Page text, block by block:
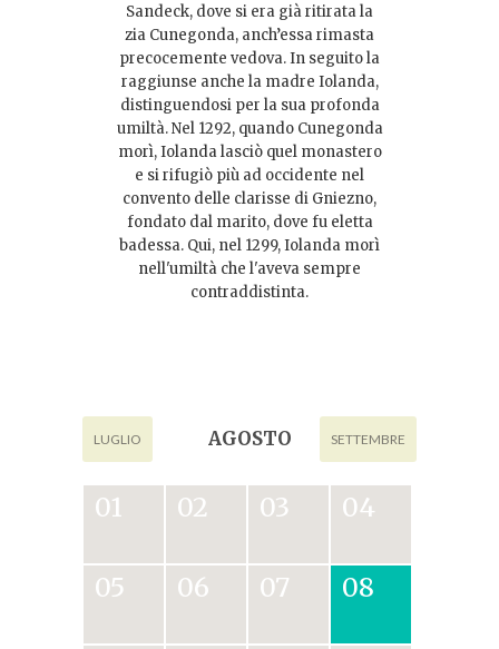
Sandeck, dove si era già ritirata la
zia Cunegonda, anch’essa rimasta
precocemente vedova. In seguito la
raggiunse anche la madre Iolanda,
distinguendosi per la sua profonda
umiltà. Nel 1292, quando Cunegonda
morì, Iolanda lasciò quel monastero
e si rifugiò più ad occidente nel
convento delle clarisse di Gniezno,
fondato dal marito, dove fu eletta
badessa. Qui, nel 1299, Iolanda morì
nell'umiltà che l'aveva sempre
contraddistinta.
AGOSTO
LUGLIO SETTEMBRE
01 02 03 04
05 06 07 08